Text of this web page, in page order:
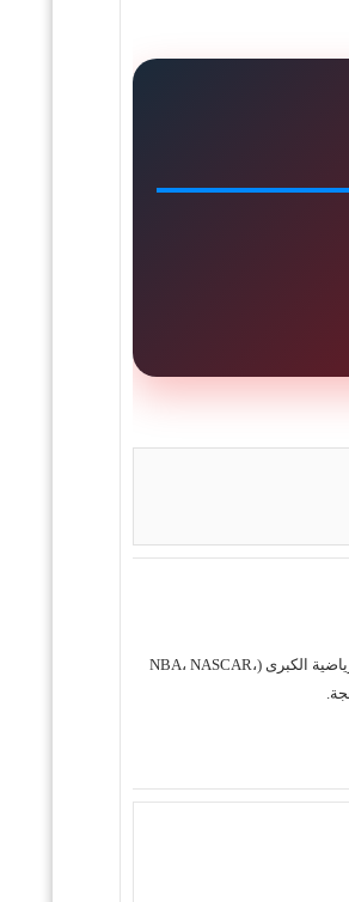
حول موقع "مباريات ستور بث مباشر" موقع مباريات ستور هو منصة رياضية متكاملة متخصصة في تقديم خدمة البث المباشر لمباريات كرة القدم وكافة الأحداث الرياضية الكبرى (NBA، NASCAR،